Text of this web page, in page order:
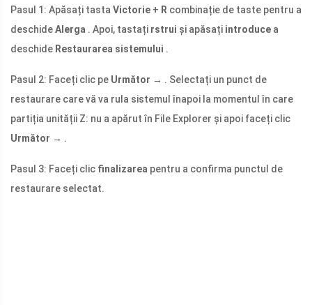
Pasul 1: Apăsați tasta Victorie + R combinație de taste pentru a
deschideAlerga . Apoi, tastați rstrui și apăsați introduce a
deschide Restaurarea sistemului .
Pasul 2: Faceți clic pe Următor → . Selectați un punct de
restaurare care vă va rula sistemul înapoi la momentul în care
partiția unității Z: nu a apărut în File Explorer și apoi faceți clic
Următor → .
Pasul 3: Faceți clic finalizarea pentru a confirma punctul de
restaurare selectat.